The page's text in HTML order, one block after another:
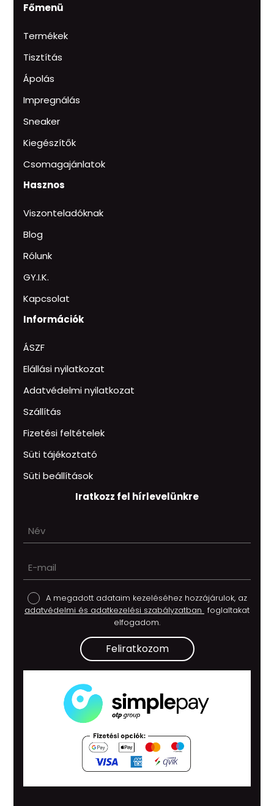
Főmenü
Termékek
Tisztítás
Ápolás
Impregnálás
Sneaker
Kiegészítők
Csomagajánlatok
Hasznos
Viszonteladóknak
Blog
Rólunk
GY.I.K.
Kapcsolat
Információk
ÁSZF
Elállási nyilatkozat
Adatvédelmi nyilatkozat
Szállítás
Fizetési feltételek
Süti tájékoztató
Süti beállítások
Iratkozz fel hírlevelünkre
A megadott adataim kezeléséhez hozzájárulok, az
adatvédelmi és adatkezelési szabályzatban foglaltakat
elfogadom.
Feliratkozom